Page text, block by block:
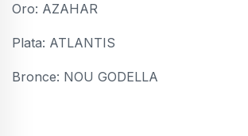
Oro: AZAHAR
Plata: ATLANTIS
Bronce: NOU GODELLA